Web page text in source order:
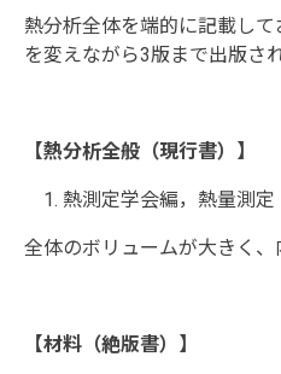
熱分析全体を端的に記載し
を変えながら3版まで出版さ
【熱分析全般（現行書）】
熱測定学会編，熱量測
全体のボリュームが大きく
【材料（絶版書）】